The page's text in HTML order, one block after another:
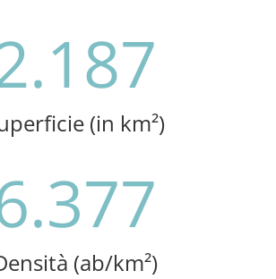
(in km²)
(ab/km²)